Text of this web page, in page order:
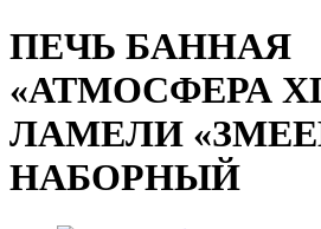
ПЕЧЬ БАННАЯ
«АТМОСФЕРА
ЛАМЕЛИ
НАБОРНЫЙ